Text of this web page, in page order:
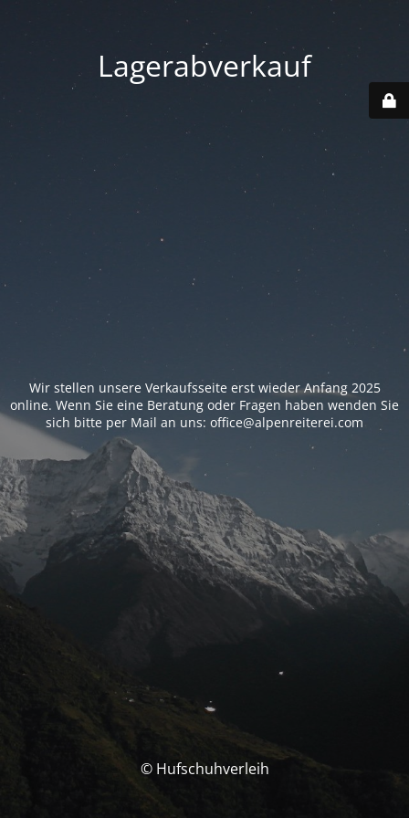
Lagerabverkauf
Wir stellen unsere Verkaufsseite erst wieder Anfang 2025
online. Wenn Sie eine Beratung oder Fragen haben wenden Sie
sich bitte per Mail an uns: office@alpenreiterei.com
© Hufschuhverleih